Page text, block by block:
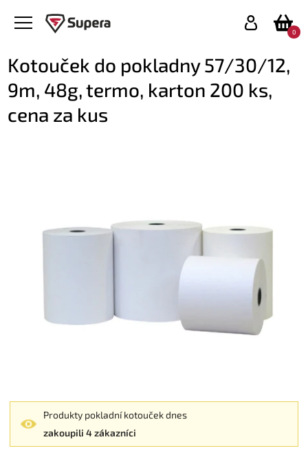
0
Kotouček do pokladny 57/30/12,
9m, 48g, termo, karton 200 ks,
cena za kus
Produkty pokladní kotouček dnes
zakoupili 4 zákazníci